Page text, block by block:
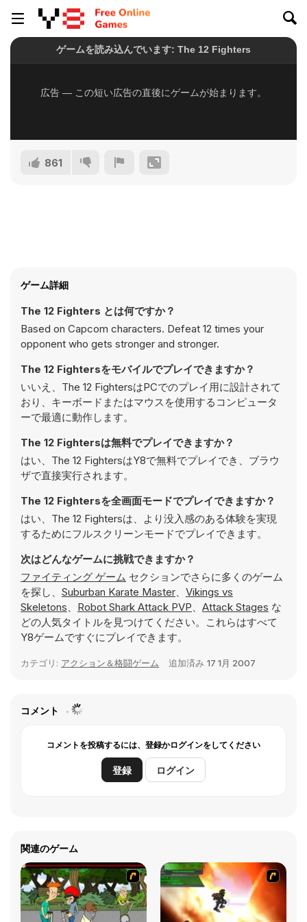
861
ゲーム詳細
The 12 Fighters とは何ですか？
Based on Capcom characters. Defeat 12 times your
opponent who gets stronger and stronger.
The 12 Fightersをモバイルでプレイできますか？
いいえ、The 12 FightersはPCでのプレイ用に設計されて
おり、キーボードまたはマウスを使用するコンピュータ
ーで最適に動作します。
The 12 Fightersは無料でプレイできますか？
はい、The 12 FightersはY8で無料でプレイでき、ブラウ
ザで直接実行されます。
The 12 Fightersを全画面モードでプレイできますか？
はい、The 12 Fightersは、より没入感のある体験を実現
するためにフルスクリーンモードでプレイできます。
次はどんなゲームに挑戦できますか？
ファイティング ゲーム セクションでさらに多くのゲーム
を探し、 Suburban Karate Master、 Vikings vs
Skeletons、 Robot Shark Attack PVP、 Attack Stages な
どの人気タイトルを見つけてください。これらはすべて
Y8ゲームですぐにプレイできます。
カテゴリ: アクション＆格闘ゲーム 追加済み 17 1月 2007
コメント
コメントを投稿するには、登録かログインをしてください
登録 ログイン
関連のゲーム